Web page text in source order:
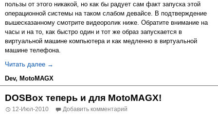
пользы от этого никакой, но как бы радует сам факт запуска этой
операционной системы на таком слабом девайсе. В подтверждение
вышесказанному смотрите видеоролик ниже. Обратите внимание на
часы и на то, как быстро один и тот же образ запускается в
виртуальной машине компьютера и как медленно в виртуальной
машине телефона.
Читать далее Bochs 2.4 для MotoMAGX
→
Dev, MotoMAGX
DOSBox теперь и для MotoMAGX!
12-Июл-2010 Добавить комментарий